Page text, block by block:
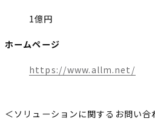
1億円
ホームページ
https://www.allm.net/
＜ソリューションに関するお問い合